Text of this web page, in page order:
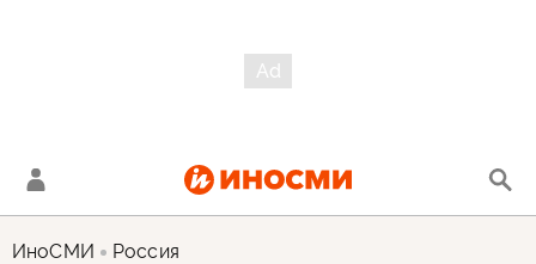
ИноСМИ Россия